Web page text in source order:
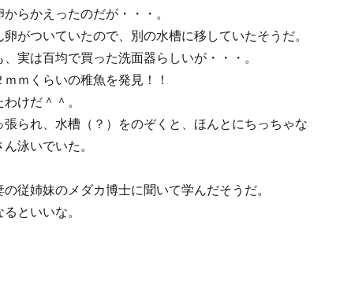
らかえったのだが・・・。
がついていたので、別の水槽に移していたそうだ。
実は百均で買った洗面器らしいが・・・。
ｍくらいの稚魚を発見！！
けだ＾＾。
られ、水槽（？）をのぞくと、ほんとにちっちゃな
泳いでいた。
従姉妹のメダカ博士に聞いて学んだそうだ。
といいな。